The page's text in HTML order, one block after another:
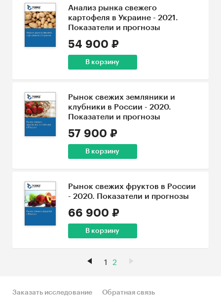
Анализ рынка свежего
картофеля в Украине - 2021.
Показатели и прогнозы
54 900 ₽
В корзину
Рынок свежих земляники и
клубники в России - 2020.
Показатели и прогнозы
57 900 ₽
В корзину
Рынок свежих фруктов в России
- 2020. Показатели и прогнозы
66 900 ₽
В корзину
1 2
Заказать исследование Обратная связь